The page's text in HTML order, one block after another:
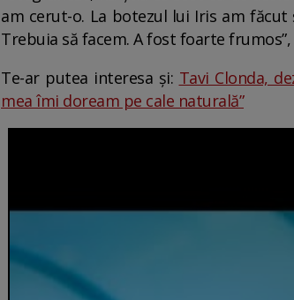
am cerut-o. La botezul lui Iris am
Trebuia să facem. A fost foarte
Te-ar putea interesa și: Tavi Clonda,
mea îmi doream pe cale naturală”